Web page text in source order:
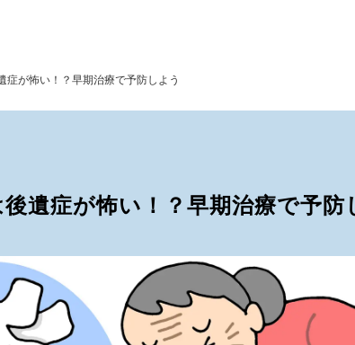
症が怖い！？早期治療で予防しよう
遺症が怖い！？早期治療で予防